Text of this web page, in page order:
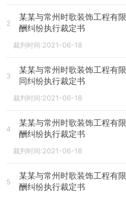
2
某某与常州时歌装饰工程有
酬纠纷执行裁定书
裁判时间:2021-06-18
3
某某与常州时歌装饰工程有
同纠纷执行裁定书
裁判时间:2021-06-18
4
某某与常州时歌装饰工程有
酬纠纷执行裁定书
裁判时间:2021-06-18
5
某某与常州时歌装饰工程有
酬纠纷执行裁定书